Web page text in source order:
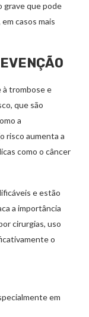
grave que pode
casos mais
à trombose e
que são
a
risco aumenta a
como o câncer
e estão
a importância
cirurgias, uso
o
em